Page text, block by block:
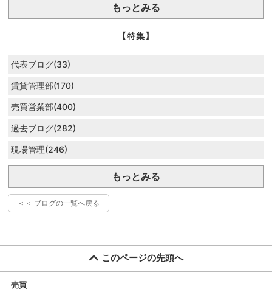
もっとみる
【特集】
代表ブログ(33)
賃貸管理部(170)
売買営業部(400)
過去ブログ(282)
現場管理(246)
もっとみる
＜＜ ブログの一覧へ戻る
このページの先頭へ
売買